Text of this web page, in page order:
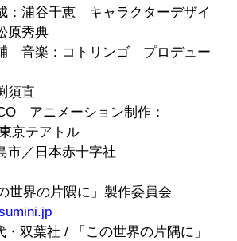
：浦谷千恵 キャラクターデザイ
原秀典
音楽：コトリンゴ プロデュー
須直
アニメーション制作：
京テアトル
市／日本赤十字社
世界の片隅に」製作委員会
双葉社 / 「この世界の片隅に」